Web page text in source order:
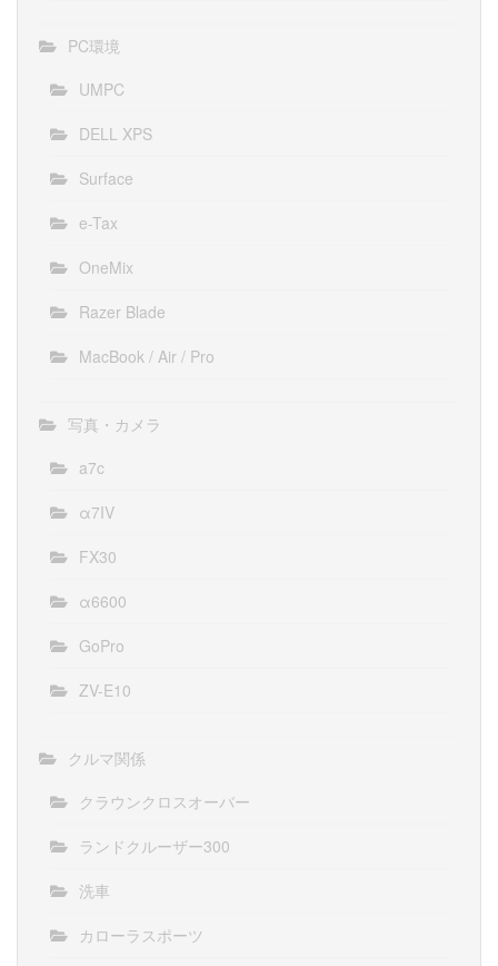
PC環境
UMPC
DELL XPS
Surface
e-Tax
OneMix
Razer Blade
MacBook / Air / Pro
写真・カメラ
a7c
α7IV
FX30
α6600
GoPro
ZV-E10
クルマ関係
クラウンクロスオーバー
ランドクルーザー300
洗車
カローラスポーツ